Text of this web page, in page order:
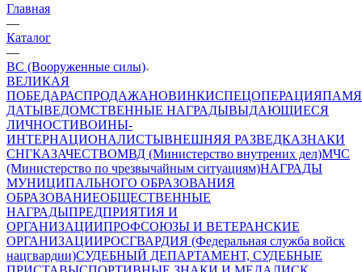
Главная
—
Каталог
—
ВС (Вооруженные силы)
ВЕЛИКАЯ
ПОБЕДАРАСПРОДАЖАНОВИНКИСПЕЦОПЕРАЦИЯ
ДАТЫВЕДОМСТВЕННЫЕ НАГРАДЫВЫДАЮЩИЕСЯ
ЛИЧНОСТИВОИНЫ-
ИНТЕРНАЦИОНАЛИСТЫВНЕШНЯЯ РАЗВЕДКАЗНАКИ
СНГКАЗАЧЕСТВОМВД (Министерство внутрених дел)МЧС
(Министерство по чрезвычайным ситуациям)НАГРАДЫ
МУНИЦИПАЛЬНОГО ОБРАЗОВАНИЯ
ОБРАЗОВАНИЕОБЩЕСТВЕННЫЕ
НАГРАДЫПРЕДПРИЯТИЯ И
ОРГАНИЗАЦИИПРОФСОЮЗЫ И ВЕТЕРАНСКИЕ
ОРГАНИЗАЦИИРОСГВАРДИЯ (Федеральная служба войск
нацгвардии)СУДЕБНЫЙ ДЕПАРТАМЕНТ, СУДЕБНЫЕ